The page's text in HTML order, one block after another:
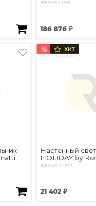
Артикул: L2438
186 876 ₽
% ХИТ
Настенный
HOLIDAY by
Артикул: TH5011
21 402 ₽